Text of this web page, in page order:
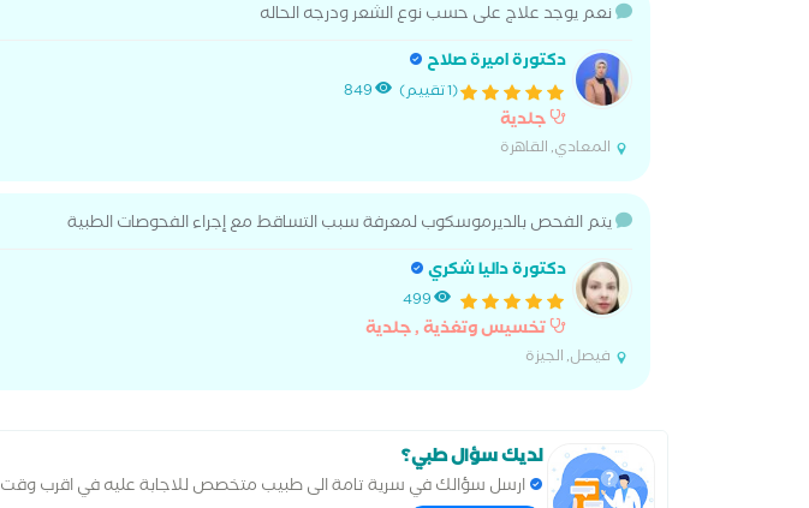
نعم يوجد علاج على حسب نوع الشعر ودرجه الحاله
دكتورة اميرة صلاح
(1 تقييم) 849
جلدية
المعادي, القاهرة
يتم الفحص بالديرموسكوب لمعرفة سبب التساقط مع إجراء الفحوصات الطبية
دكتورة داليا شكري
499
تخسيس وتغذية , جلدية
فيصل, الجيزة
لديك سؤال طبي؟
ارسل سؤالك في سرية تامة الى طبيب متخصص للاجابة عليه في اقرب وقت